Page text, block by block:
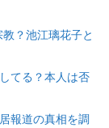
？池江璃花子と
てる？本人は否
報道の真相を調